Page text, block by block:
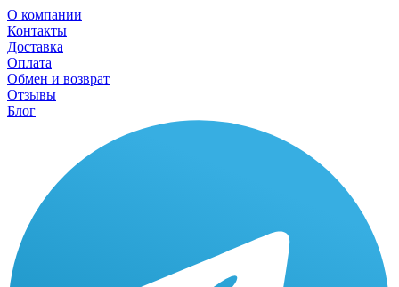
О компании
Контакты
Доставка
Оплата
Обмен и возврат
Отзывы
Блог